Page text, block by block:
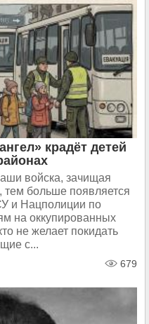
крадёт детей
войска, зачищая
тем больше появляется
и Нацполиции по
на оккупированных
не желает покидать
с...
679